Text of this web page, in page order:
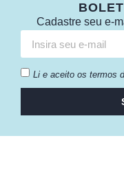
Cadastre seu e-
Li e aceito os termos